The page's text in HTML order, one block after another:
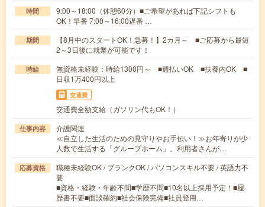
時間
9:00～18:00（休憩60分）■ご希望があれば下記シフトも
OK！早番 7:00～16:00遅番 …
期間
【8月中のスタートOK！急募！】2カ月～ ■ご応募から最短
2～3日後に就業が可能です！
時給
無資格未経験：時給1300円～ ■週払いOK ■扶養内OK ■
日収1万400円以上
交通費
交通費全額支給（ガソリン代もOK！）
仕事内容
介護関連
≪自立した生活のための見守りやお手伝い！≫お年寄りが少
人数で生活する「グループホーム」。利用者さんが…
応募資格
職種未経験OK / ブランクOK / パソコンスキル不要 / 英語力不
要
■資格・経験・年齢不問■学歴不問■10名以上採用予定！■履
歴書不要■面談確約■社会保険完備■社員登用…